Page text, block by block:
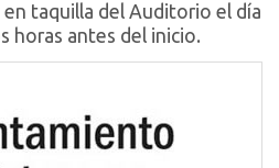
taquilla del Auditorio el día
horas antes del inicio.